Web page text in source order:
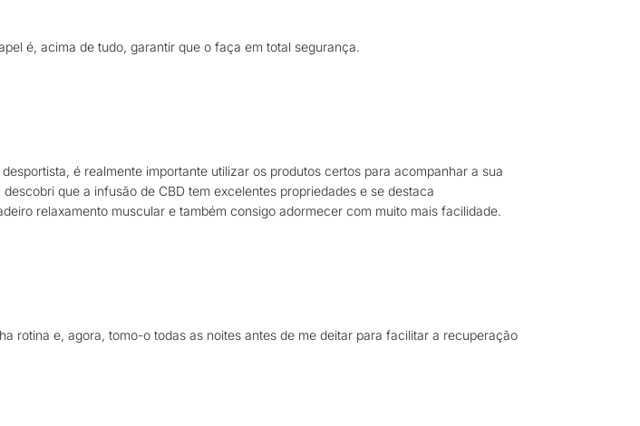
é, acima de tudo, garantir que o faça em total segurança.
é realmente importante utilizar os produtos certos para acompanhar a sua
que a infusão de CBD tem excelentes propriedades e se destaca
relaxamento muscular e também consigo adormecer com muito mais facilidade.
rotina e, agora, tomo-o todas as noites antes de me deitar para facilitar a recuperação